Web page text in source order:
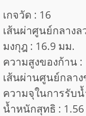
เกจวัด : 16
เส้นผ่าศูนย์กลางล
มงกุฎ : 16.9 มม.
ความสูงของก้าน :
เส้นผ่านศูนย์กลา
ความจุในการรับ
น้ำหนักสุทธิ :